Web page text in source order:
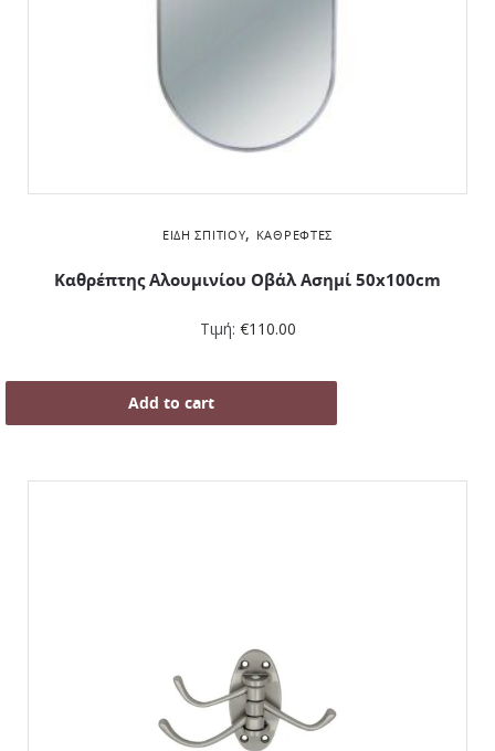
ΕΊΔΗ ΣΠΙΤΙΟΎ, ΚΑΘΡΈΦΤΕΣ
Καθρέπτης Αλουμινίου Οβάλ Ασημί 50x100cm
Τιμή: €110.00
Add to cart